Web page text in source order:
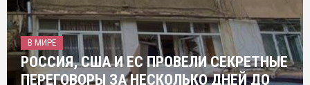
В МИРЕ
РОССИЯ, США И ЕС ПРОВЕЛИ СЕКРЕТНЫЕ
ПЕРЕГОВОРЫ ЗА НЕСКОЛЬКО ДНЕЙ ДО